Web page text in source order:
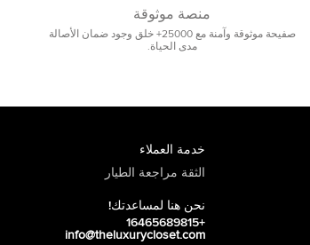
منصة موثوقة
صفيحة موثوقة وآمنة مع 25000+ خلق وجود ضمان الأصالة
مدى الحياة.
خدمة العملاء
الثقة مراجعة الطيار
نحن هنا لمساعدتك!
+16465689815
info@theluxurycloset.com